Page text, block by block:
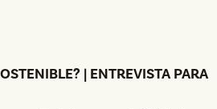
| ENTREVISTA PARA